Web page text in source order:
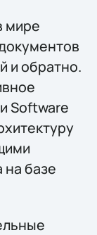
мире
и обратно.
Software
базе